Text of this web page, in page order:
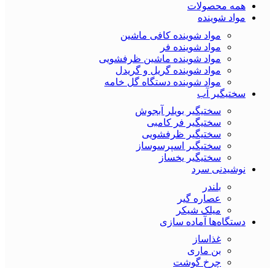
همه محصولات
مواد شوینده
مواد شوینده کافی ماشین
مواد شوینده فر
مواد شوینده ماشین ظرفشویی
مواد شوینده گریل و گریدل
مواد شوینده دستگاه گل خامه
سختیگیر آب
سختیگیر بویلر آبجوش
سختیگیر فر کامبی
سختیگیر ظرفشویی
سختیگیر اسپرسوساز
سختیگیر یخساز
نوشیدنی سرد
بلندر
عصاره گیر
میلک شیکر
دستگاه‌ها آماده سازی
غذاساز
بن ماری
چرخ گوشت